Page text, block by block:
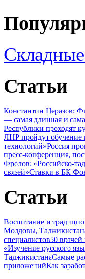
Складные
Статьи
Константин Церазов:
— самая длинная и
Республики проходят
ЛНР пройдут обучение
технологий»Россия
пресс-конференция,
Фролов: «Российско-
связей»Ставки в БК
Статьи
Воспитание и
Молдовы,
специалистов50
«Изучение русского
ТаджикистанаСамые
приложенийКак